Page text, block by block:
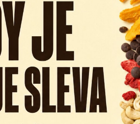
a suchém místě.